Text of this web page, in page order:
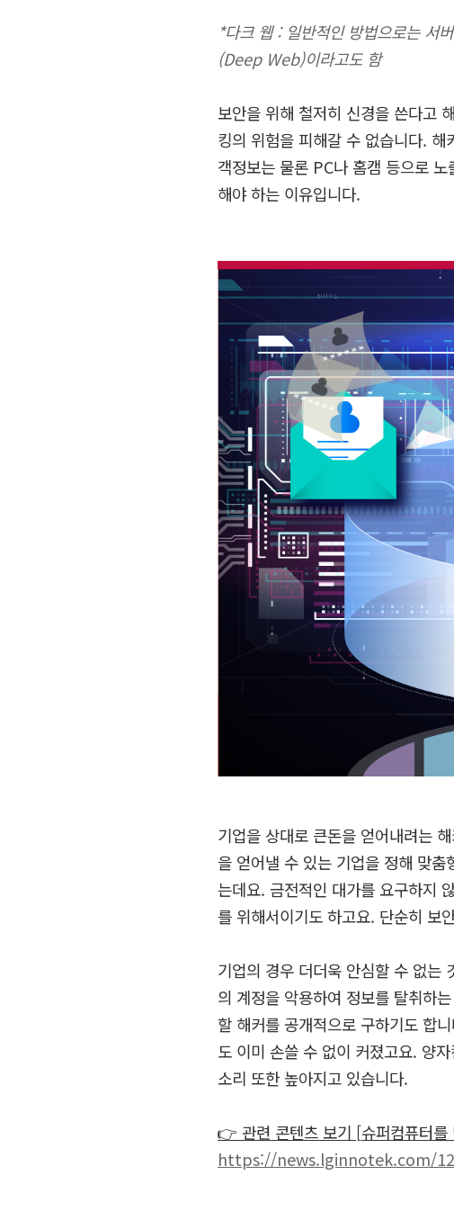
*다크 웹 : 일반적인 방법으로는 서
(Deep Web)이라고도 함
보안을 위해 철저히 신경을 쓴다고
킹의 위험을 피해갈 수 없습니다. 해
객정보는 물론 PC나 홈캠 등으로
해야 하는 이유입니다.
기업을 상대로 큰돈을 얻어내려는
을 얻어낼 수 있는 기업을 정해 맞
는데요. 금전적인 대가를 요구하지
를 위해서이기도 하고요. 단순히 보
기업의 경우 더더욱 안심할 수 없는
의 계정을 악용하여 정보를 탈취하
할 해커를 공개적으로 구하기도 합
도 이미 손쓸 수 없이 커졌고요. 양
소리 또한 높아지고 있습니다.
👉 관련 콘텐츠 보기 [슈퍼컴퓨터를
https://news.lginnotek.com/